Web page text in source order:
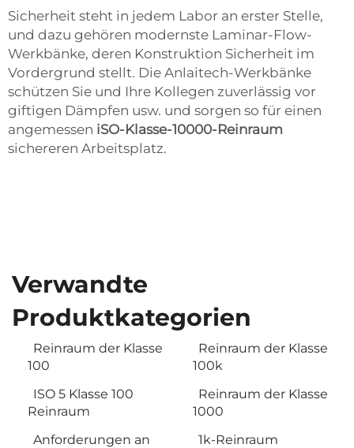
Sicherheit steht in jedem Labor an erster Stelle,
und dazu gehören modernste Laminar-Flow-
Werkbänke, deren Konstruktion Sicherheit im
Vordergrund stellt. Die Anlaitech-Werkbänke
schützen Sie und Ihre Kollegen zuverlässig vor
giftigen Dämpfen usw. und sorgen so für einen
angemessen iSO-Klasse-10000-Reinraum
sichereren Arbeitsplatz.
Verwandte
Produktkategorien
Reinraum der Klasse
100
Reinraum der Klasse
100k
ISO 5 Klasse 100
Reinraum
Reinraum der Klasse
1000
Anforderungen an
1k-Reinraum